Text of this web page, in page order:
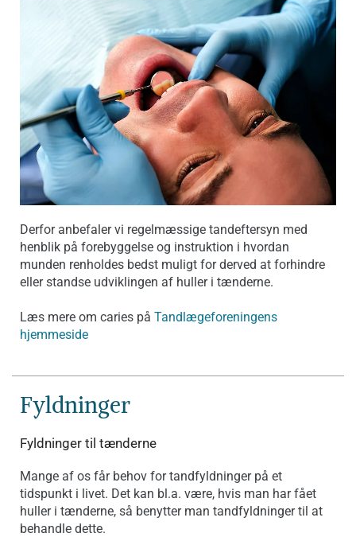
Derfor anbefaler vi regelmæssige tandeftersyn med
henblik på forebyggelse og instruktion i hvordan
munden renholdes bedst muligt for derved at forhindre
eller standse udviklingen af huller i tænderne.
Læs mere om caries på Tandlægeforeningens
hjemmeside
Fyldninger
Fyldninger til tænderne
Mange af os får behov for tandfyldninger på et
tidspunkt i livet. Det kan bl.a. være, hvis man har fået
huller i tænderne, så benytter man tandfyldninger til at
behandle dette.